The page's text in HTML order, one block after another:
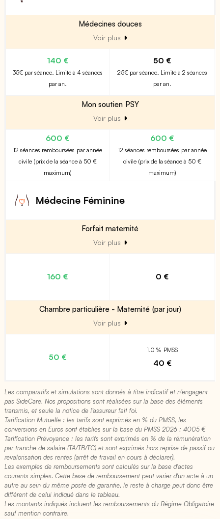
Médecines douces
Voir plus
140 €
35€ par séance. Limité à 4 séances
par an.
50 €
25€ par séance. Limité à 2 séances
par an.
Mon soutien PSY
Voir plus
600 €
12 séances remboursées par année
civile (prix de la séance à 50 €
maximum)
600 €
12 séances remboursées par année
civile (prix de la séance à 50 €
maximum)
Médecine Féminine
Forfait maternité
Voir plus
160 € 0 €
Chambre particulière - Maternité (par jour)
Voir plus
50 €
1.0 % PMSS
40 €
Les comparatifs et simulations sont donnés à titre indicatif et n’engagent
pas SideCare. Nos propositions sont réalisées sur la base des éléments
transmis, et seule la notice de l’assureur fait foi.
Tarification Mutuelle : les tarifs sont exprimés en % du PMSS, les
conversions en Euros sont établies sur la base du PMSS 2026 : 4005 €​
Tarification Prévoyance : les tarifs sont exprimés en % de la rémunération
par tranche de salaire (TA/TB/TC) et sont exprimés hors reprise de passif ou
revalorisation des rentes (arrêt de travail en cours à déclarer).
Les exemples de remboursements sont calculés sur la base d'actes
courants simples. Cette base de remboursement peut varier d'un acte à un
autre au sein du même poste de garantie, le reste à charge peut donc être
différent de celui indiqué dans le tableau.
Les montants indiqués incluent les remboursements du Régime Obligatoire
sauf mention contraire.